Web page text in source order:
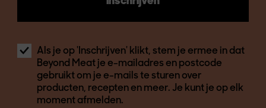
Als je op 'Inschrijven' klikt, stem je ermee in dat
Beyond Meat je e-mailadres en postcode
gebruikt om je e-mails te sturen over
producten, recepten en meer. Je kunt je op elk
moment afmelden.